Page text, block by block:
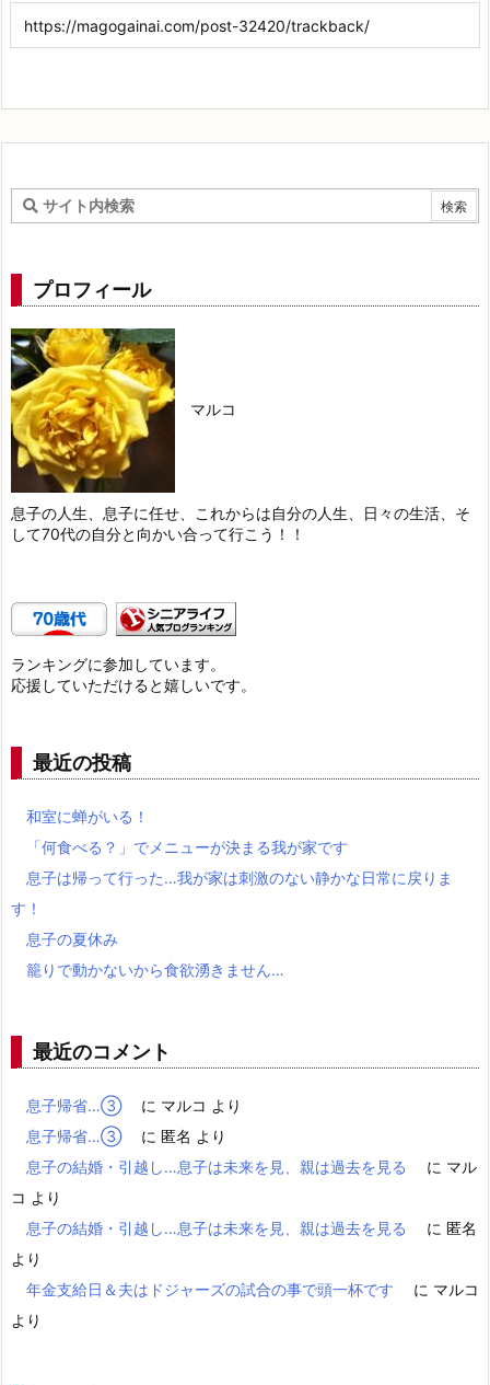
プロフィール
マルコ
息子の人生、息子に任せ、これからは自分の人生、日々の生活、そ
して70代の自分と向かい合って行こう！！
ランキングに参加しています。
応援していただけると嬉しいです。
最近の投稿
和室に蝉がいる！
「何食べる？」でメニューが決まる我が家です
息子は帰って行った…我が家は刺激のない静かな日常に戻りま
す！
息子の夏休み
籠りで動かないから食欲湧きません…
最近のコメント
息子帰省…③ に マルコ より
息子帰省…③
に 匿名 より
息子の結婚・引越し…息子は未来を見、親は過去を見る
に マル
コ より
息子の結婚・引越し…息子は未来を見、親は過去を見る
に 匿名
より
年金支給日＆夫はドジャーズの試合の事で頭一杯です
に マルコ
より